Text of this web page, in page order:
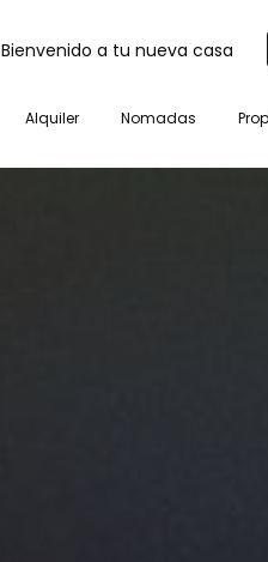
Bienvenido a tu nueva casa
Alquiler Nomadas